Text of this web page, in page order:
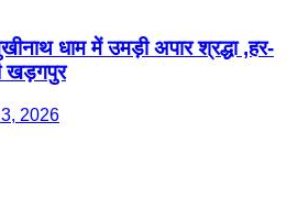
धाम में उमड़ी अपार श्रद्धा ,हर-
खड़गपुर
2026